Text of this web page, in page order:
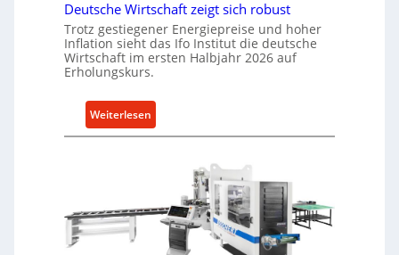
i
e
-
r
s
t
n
a
c
h
a
l
t
W
Deutsche Wirtschaft zeigt sich robust
Trotz gestiegener Energiepreise und hoher
Inflation sieht das Ifo Institut die deutsche
Wirtschaft im ersten Halbjahr 2026 auf
Erholungskurs.
Weiterlesen:
D
s